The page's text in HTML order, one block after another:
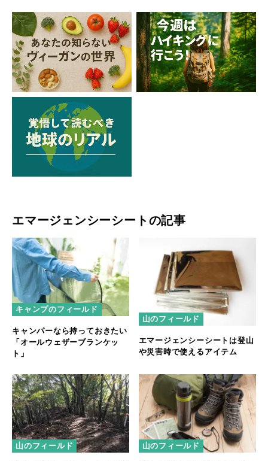
エマージェンシーシートの記事
キャンプのフィールド
キャンパーなら持っておきたい
「オールウェザーブランケッ
ト」
山のフィールド
エマージェンシーシートは登山
や災害時で使えるアイテム
山のフィールド 山のフィールド